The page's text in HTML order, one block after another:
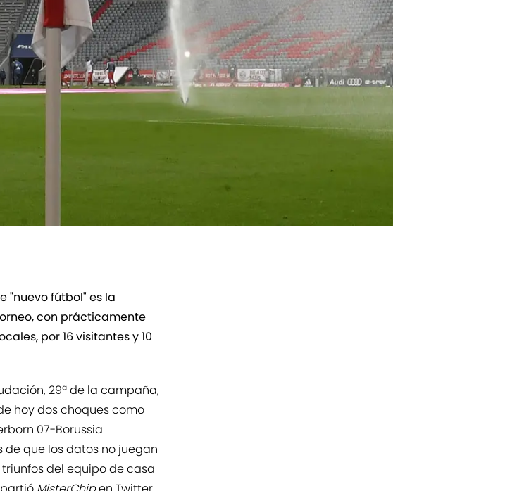
"nuevo fútbol" es la
con prácticamente
por 16 visitantes y 10
29ª de la campaña,
hoy dos choques como
07-Borussia
de que los datos no juegan
del equipo de casa